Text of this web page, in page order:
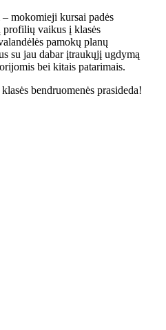
mokomieji kursai padės
vaikus į klasės
pamokų planų
su jau dabar įtraukųjį ugdymą
bei kitais patarimais.
bendruomenės prasideda!